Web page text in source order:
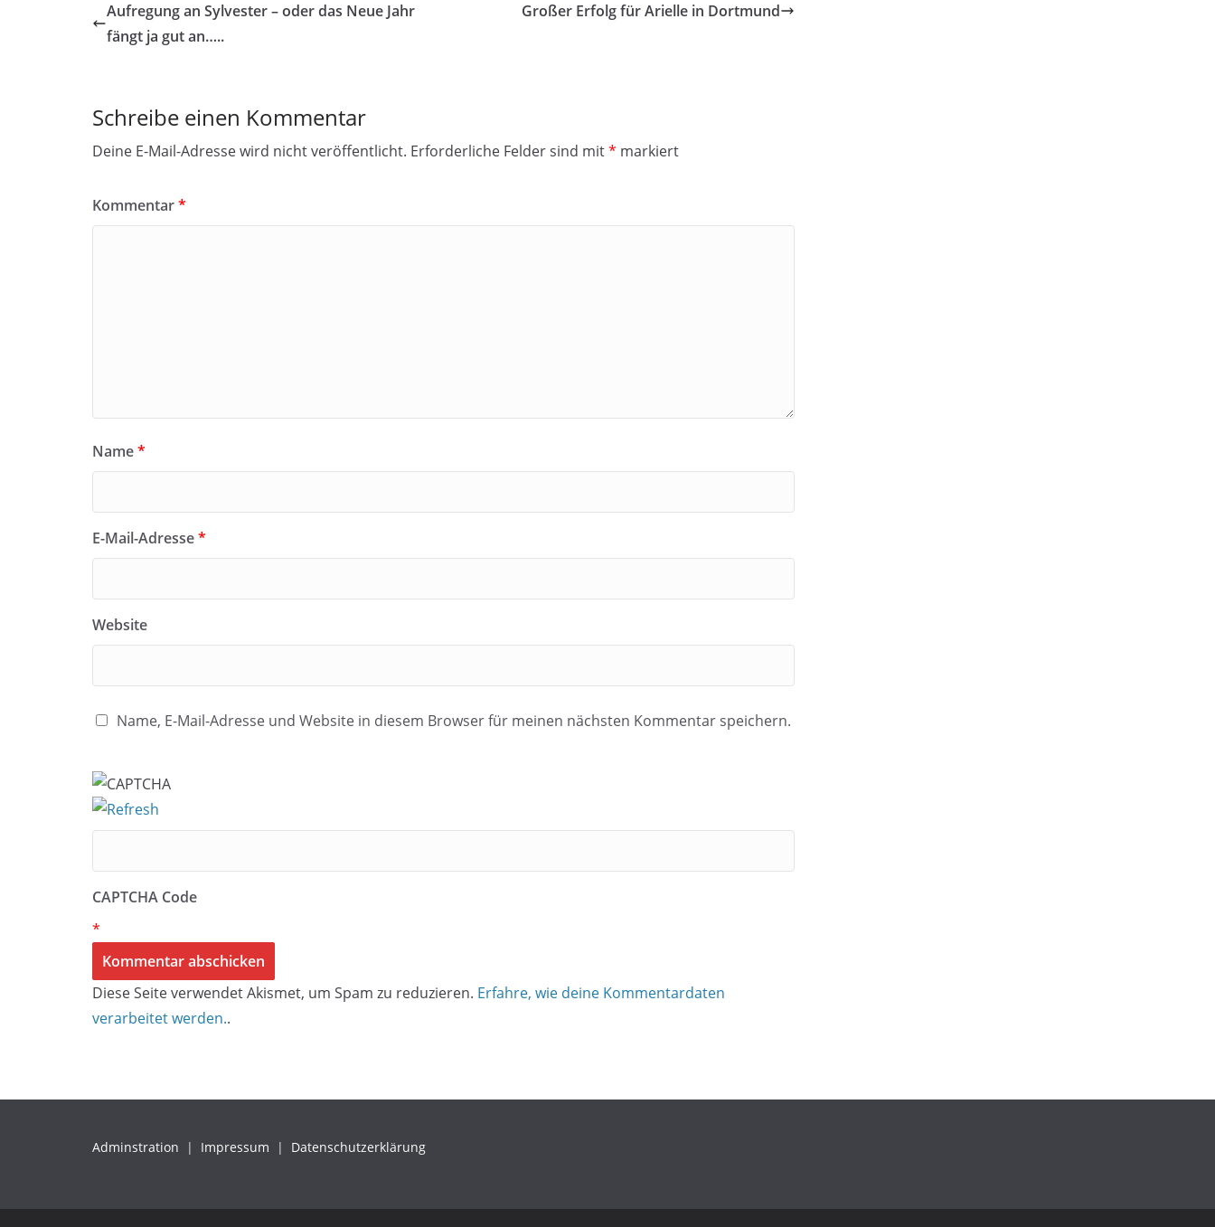
Aufregung an Sylvester – oder das Neue Jahr
fängt ja gut an…..
Großer Erfolg für Arielle in Dortmund
Schreibe einen Kommentar
Deine E-Mail-Adresse wird nicht veröffentlicht. Erforderliche Felder sind mit* markiert
Kommentar*
Name*
E-Mail-Adresse*
Website
Name, E-Mail-Adresse und Website in diesem Browser für meinen nächsten Kommentar speichern.
CAPTCHA Code
*
Diese Seite verwendet Akismet, um Spam zu reduzieren. Erfahre, wie deine Kommentardaten
verarbeitet werden..
Adminstration | Impressum | Datenschutzerklärung